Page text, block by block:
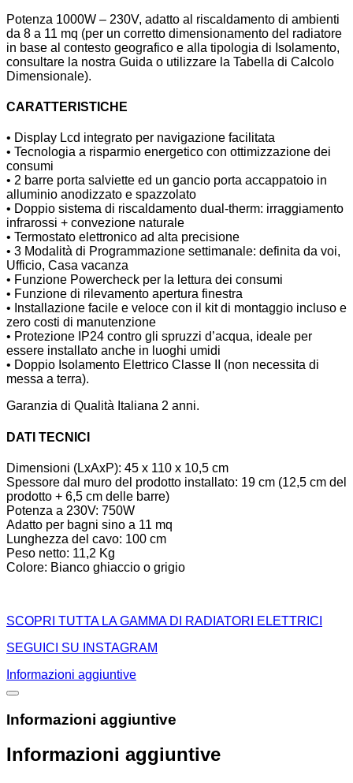
Potenza 1000W – 230V, adatto al riscaldamento di ambienti
da 8 a 11 mq (per un corretto dimensionamento del radiatore
in base al contesto geografico e alla tipologia di Isolamento,
consultare la nostra Guida o utilizzare la Tabella di Calcolo
Dimensionale).
CARATTERISTICHE
• Display Lcd integrato per navigazione facilitata
• Tecnologia a risparmio energetico con ottimizzazione dei
consumi
• 2 barre porta salviette ed un gancio porta accappatoio in
alluminio anodizzato e spazzolato
• Doppio sistema di riscaldamento dual-therm: irraggiamento
infrarossi + convezione naturale
• Termostato elettronico ad alta precisione
• 3 Modalità di Programmazione settimanale: definita da voi,
Ufficio, Casa vacanza
• Funzione Powercheck per la lettura dei consumi
• Funzione di rilevamento apertura finestra
• Installazione facile e veloce con il kit di montaggio incluso e
zero costi di manutenzione
• Protezione IP24 contro gli spruzzi d’acqua, ideale per
essere installato anche in luoghi umidi
• Doppio Isolamento Elettrico Classe II (non necessita di
messa a terra).
Garanzia di Qualità Italiana 2 anni.
DATI TECNICI
Dimensioni (LxAxP): 45 x 110 x 10,5 cm
Spessore dal muro del prodotto installato: 19 cm (12,5 cm del
prodotto + 6,5 cm delle barre)
Potenza a 230V: 750W
Adatto per bagni sino a 11 mq
Lunghezza del cavo: 100 cm
Peso netto: 11,2 Kg
Colore: Bianco ghiaccio o grigio
SCOPRI TUTTA LA GAMMA DI RADIATORI ELETTRICI
SEGUICI SU INSTAGRAM
Informazioni aggiuntive
Informazioni aggiuntive
Informazioni aggiuntive